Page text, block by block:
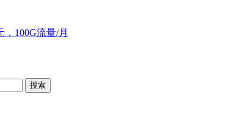
100G流量/月